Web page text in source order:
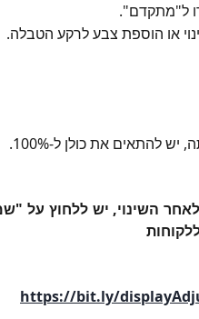
ל"מתקדם".
או הוספת צבע לרקע הטבלה.
להתאים את כולן ל-100%.
השינוי, יש ללחוץ על
https://bit.ly/